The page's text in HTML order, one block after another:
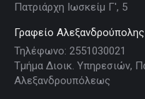
Πατριάρχη Ιωσκείμ Γ', 5
Γραφείο Αλεξανδρούπολης
Τηλέφωνο: 2551030021
Τμήμα Διοικ. Υπηρεσιών,
Αλεξανδρουπόλεως